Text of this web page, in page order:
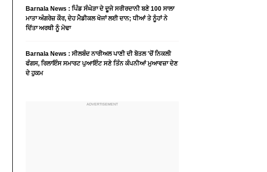
Barnala News : ਪਿੰਡ ਸੰਘੇੜਾ ਦੇ ਦੂਜੇ ਸਰੀਰਦਾਨੀ ਬਣੇ 100 ਸਾਲਾ
ਮਾਤਾ ਅੰਗਰੇਜ਼ ਕੌਰ, ਦੇਹ ਮੈਡੀਕਲ ਖੋਜਾਂ ਲਈ ਦਾਨ; ਧੀਆਂ ਤੇ ਨੂੰਹਾਂ ਨੇ
ਦਿੱਤਾ ਅਰਥੀ ਨੂੰ ਮੋਢਾ
Barnala News : ​ਸੀਲਬੰਦ ਨਾਰੀਅਲ ਪਾਣੀ ਦੀ ਬੋਤਲ 'ਚੋਂ ਨਿਕਲੀ
ਫੰਗਸ, ਰਿਲਾਇੰਸ ਸਮਾਰਟ ਪੁਆਇੰਟ ਸਣੇ ਤਿੰਨ ਕੰਪਨੀਆਂ ਮੁਆਵਜ਼ਾ ਦੇਣ
ਦੇ ਹੁਕਮ